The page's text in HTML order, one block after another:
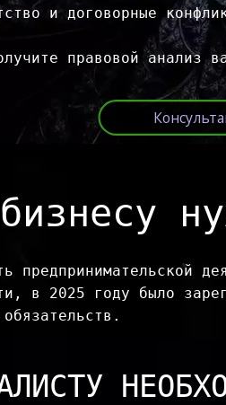
и договорные
правовой анализ
предпринимательской
в 2025 году было